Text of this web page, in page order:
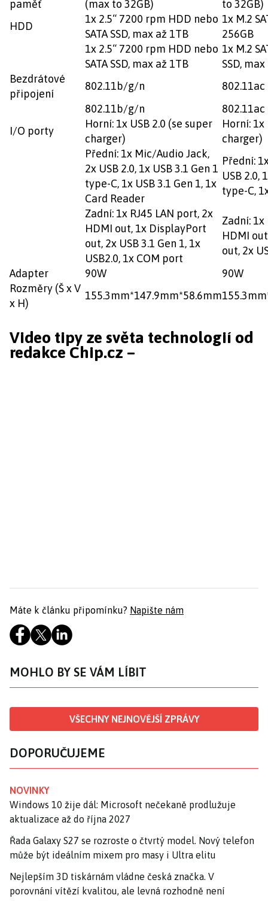
paměť
(max to 32GB)
to 32GB)
HDD
1x 2.5“ 7200 rpm HDD nebo
SATA SSD, max až 1TB
1x M.2
256GB
1x 2.5“ 7200 rpm HDD nebo
SATA SSD, max až 1TB
1x M.2
SSD,
Bezdrátové
připojení
802.11b/g/n
802.11ac
802.11b/g/n
802.11ac
I/O porty
Horní: 1x USB 2.0 (se super
charger)
Horní: 1x
charger)
Přední: 1x Mic/Audio Jack,
2x USB 2.0, 1x USB 3.1 Gen 1
type-C, 1x USB 3.1 Gen 1, 1x
Card Reader
Přední:
USB 2.0,
type-C,
Zadní: 1x RJ45 LAN port, 2x
HDMI out, 1x DisplayPort
out, 2x USB 3.1 Gen 1, 1x
USB2.0, 1x COM port
Zadní: 1x
HDMI
out, 2x
Adapter
90W
90W
Rozměry (Š x V
x H)
155.3mm*147.9mm*58.6mm
Video tipy ze světa technologií od
redakce Chip.cz –
Máte k článku připomínku? Napište nám
MOHLO BY SE VÁM LÍBIT
VŠECHNY NEJNOVĚJŠÍ ZPRÁVY
DOPORUČUJEME
NOVINKY
Windows 10 žije dál: Microsoft nečekaně prodlužuje
aktualizace až do října 2027
Řada Galaxy S27 se rozroste o čtvrtý model. Nový telefon
může být ideálním mixem pro masy i Ultra elitu
Nejlepším 3D tiskárnám vládne česká značka. V
porovnání vítězí kvalitou, ale levná rozhodně není